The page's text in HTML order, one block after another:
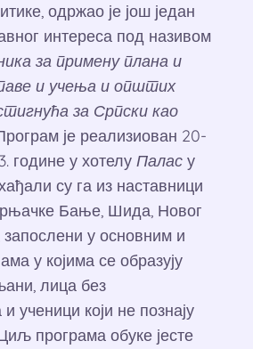
одржао је још један
интереса под називом
за примену плана и
и учења и општих
за Српски као
је реализиован 20-
године у хотелу Палас у
су га из наставници
Бање, Шида, Новог
у основним и
у којима се образују
лица без
ученици који не познају
програма обуке јесте